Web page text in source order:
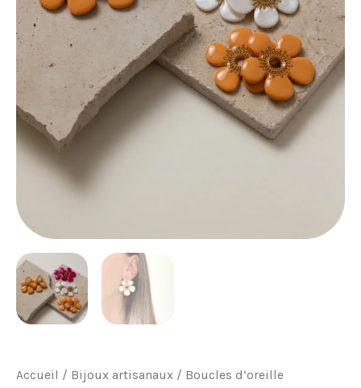
Accueil / Bijoux artisanaux / Boucles d’oreille